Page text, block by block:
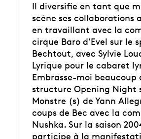
Il diversifie en tant que
scène ses collaborations
en travaillant avec la
cirque Baro d’Evel sur le
Bechtout, avec Sylvie
Lyrique pour le cabaret
Embrasse-moi beaucoup
structure Opening Night
Monstre (s) de Yann
coups de Bec avec la
Nushka. Sur la saison
participe à la